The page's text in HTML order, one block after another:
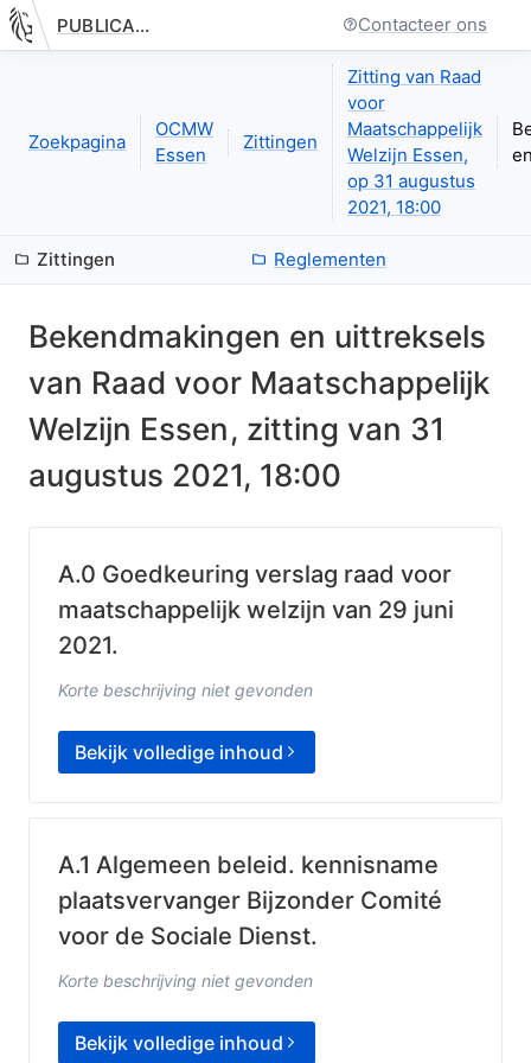
Nieuwe pagina: PUBLICATIE.GELINKT-NOTULEREN.VLAANDEREN.BE Contacteer ons
Zoekpagina
OCMW
Essen
Zittingen
Zitting van Raad
voor
Maatschappelijk
Welzijn Essen,
op 31 augustus
2021, 18:00
Zittingen Reglementen
Bekendmakingen en uittreksels
van Raad voor Maatschappelijk
Welzijn Essen, zitting van 31
augustus 2021, 18:00
A.0 Goedkeuring verslag raad voor
maatschappelijk welzijn van 29 juni
2021.
Korte beschrijving niet gevonden
Bekijk volledige inhoud
A.1 Algemeen beleid. kennisname
plaatsvervanger Bijzonder Comité
voor de Sociale Dienst.
Korte beschrijving niet gevonden
Bekijk volledige inhoud